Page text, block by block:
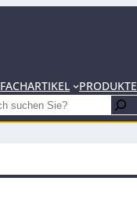
FACHARTIKEL PRODUKTE